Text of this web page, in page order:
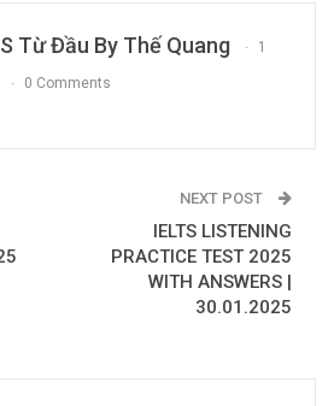
Từ Đầu By Thế Quang 1
0 Comments
NEXT POST
IELTS LISTENING
PRACTICE TEST 2025
WITH ANSWERS |
30.01.2025